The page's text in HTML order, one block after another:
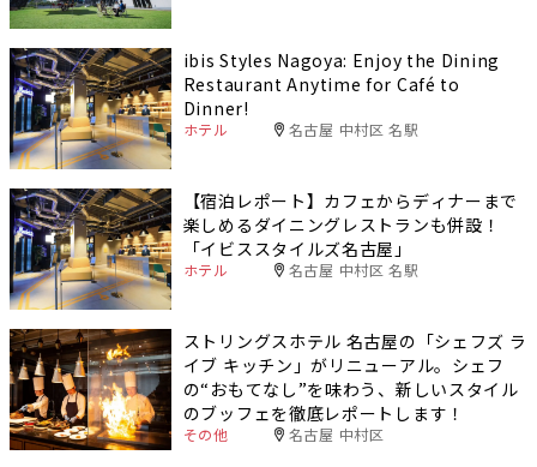
ibis Styles Nagoya: Enjoy the Dining
Restaurant Anytime for Café to
Dinner!
ホテル 名古屋 中村区 名駅
【宿泊レポート】カフェからディナーまで
楽しめるダイニングレストランも併設！
「イビススタイルズ名古屋」
ホテル 名古屋 中村区 名駅
ストリングスホテル 名古屋の「シェフズ ラ
イブ キッチン」がリニューアル。シェフ
の“おもてなし”を味わう、新しいスタイル
のブッフェを徹底レポートします！
その他 名古屋 中村区